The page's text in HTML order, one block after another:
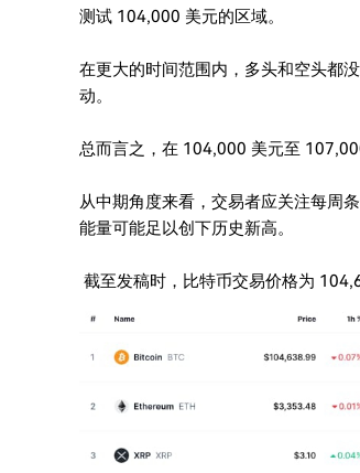
测试 104,000 美元的区域。
在更大的时间范围内，多头和空头都
动。
总而言之，在 104,000 美元至
从中期角度来看，交易者应关注每周
能量可能足以创下历史新高。
截至发稿时，比特币交易价格为